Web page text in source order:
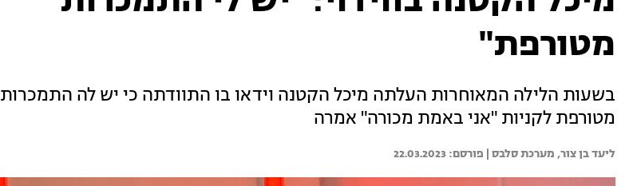
מטורפת"
בשעות הלילה המאוחרות העלתה מיכל הקטנה וידאו בו התוודתה כי יש לה התמכרות
מטורפת לקניות "אני באמת מכורה" אמרה
ליעד בן צור, מערכת סלבס | 22.03.2023